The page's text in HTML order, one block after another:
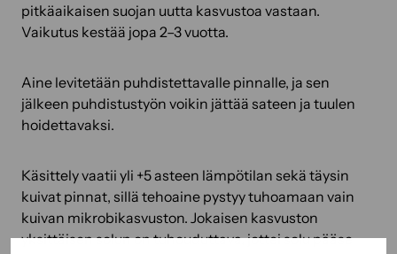
pitkäaikaisen suojan uutta kasvustoa vastaan.
Vaikutus kestää jopa 2–3 vuotta.
Aine levitetään puhdistettavalle pinnalle, ja sen
jälkeen puhdistustyön voikin jättää sateen ja tuulen
hoidettavaksi.
Käsittely vaatii yli +5 asteen lämpötilan sekä täysin
kuivat pinnat, sillä tehoaine pystyy tuhoamaan vain
kuivan mikrobikasvuston. Jokaisen kasvuston
yksittäisen solun on tuhouduttava, jottei solu pääse